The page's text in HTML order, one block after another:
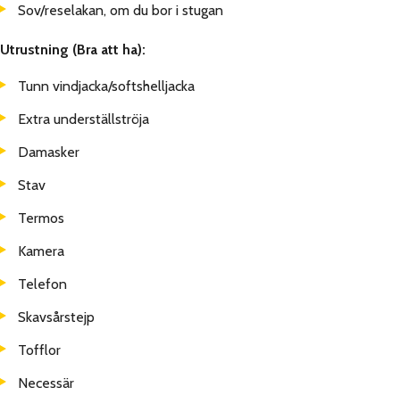
Sov/reselakan, om du bor i stugan
Utrustning (Bra att ha):
Tunn vindjacka/softshelljacka
Extra underställströja
Damasker
Stav
Termos
Kamera
Telefon
Skavsårstejp
Tofflor
Necessär